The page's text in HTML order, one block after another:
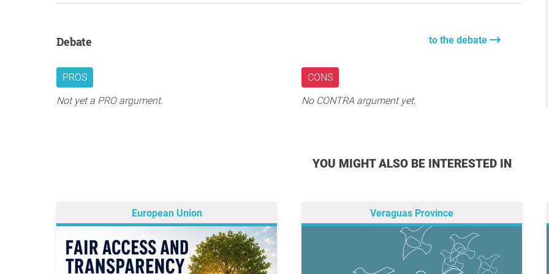
Debate to the debate
PROS
Not yet a PRO argument.
CONS
No CONTRA argument yet.
YOU MIGHT ALSO BE INTERESTED IN
European Union Veraguas Province